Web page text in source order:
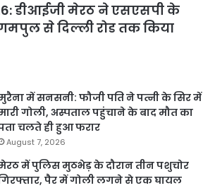
डीआईजी मेरठ ने एसएसपी के
से दिल्ली रोड तक किया
में सनसनी: फौजी पति ने पत्नी के सिर में
गोली, अस्पताल पहुंचाने के बाद मौत का
चलते ही हुआ फरार
August 7, 2026
में पुलिस मुठभेड़ के दौरान तीन पशुचोर
पैर में गोली लगने से एक घायल